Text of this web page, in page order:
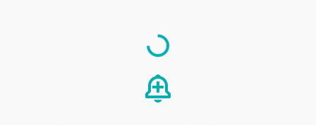
Load